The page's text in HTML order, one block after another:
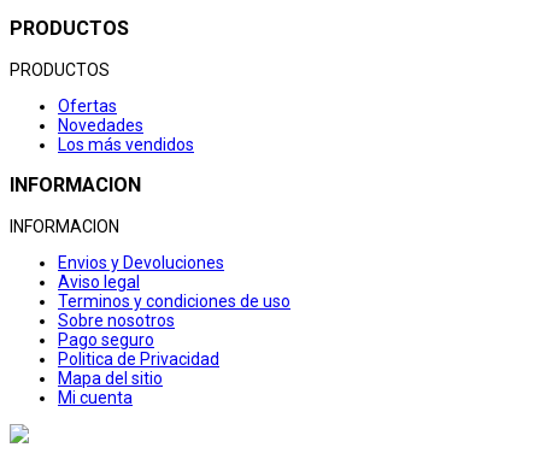
PRODUCTOS
PRODUCTOS
Ofertas
Novedades
Los más vendidos
INFORMACION
INFORMACION
Envios y Devoluciones
Aviso legal
Terminos y condiciones de uso
Sobre nosotros
Pago seguro
Politica de Privacidad
Mapa del sitio
Mi cuenta